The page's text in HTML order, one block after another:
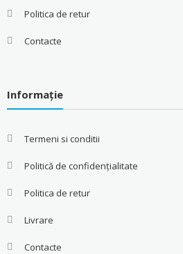
Politica de retur
Contacte
Informație
Termeni si conditii
Politică de confidențialitate
Politica de retur
Livrare
Contacte